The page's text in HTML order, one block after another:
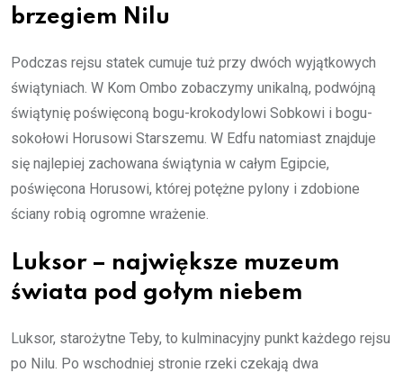
brzegiem Nilu
Podczas rejsu statek cumuje tuż przy dwóch wyjątkowych
świątyniach. W Kom Ombo zobaczymy unikalną, podwójną
świątynię poświęconą bogu-krokodylowi Sobkowi i bogu-
sokołowi Horusowi Starszemu. W Edfu natomiast znajduje
się najlepiej zachowana świątynia w całym Egipcie,
poświęcona Horusowi, której potężne pylony i zdobione
ściany robią ogromne wrażenie.
Luksor – największe muzeum
świata pod gołym niebem
Luksor, starożytne Teby, to kulminacyjny punkt każdego rejsu
po Nilu. Po wschodniej stronie rzeki czekają dwa